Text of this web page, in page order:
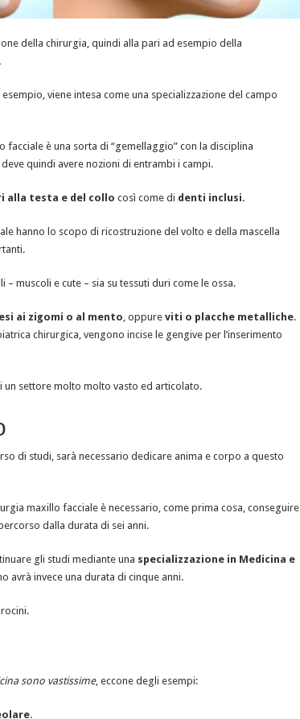
della chirurgia, quindi alla pari ad esempio della
viene intesa come una specializzazione del campo
facciale è una sorta di “gemellaggio” con la disciplina
quindi avere nozioni di entrambi i campi.
alla testa e del collo così come di denti inclusi.
hanno lo scopo di ricostruzione del volto e della mascella
muscoli e cute – sia su tessuti duri come le ossa.
ai zigomi o al mento , oppureviti o placche metalliche.
chirurgica, vengono incise le gengive per l’inserimento
settore molto molto vasto ed articolato.
di studi, sarà necessario dedicare anima e corpo a questo
maxillo facciale è necessario, come prima cosa, conseguire
dalla durata di sei anni.
gli studi mediante una specializzazione in Medicina e
avrà invece una durata di cinque anni.
sono vastissime, eccone degli esempi:
.